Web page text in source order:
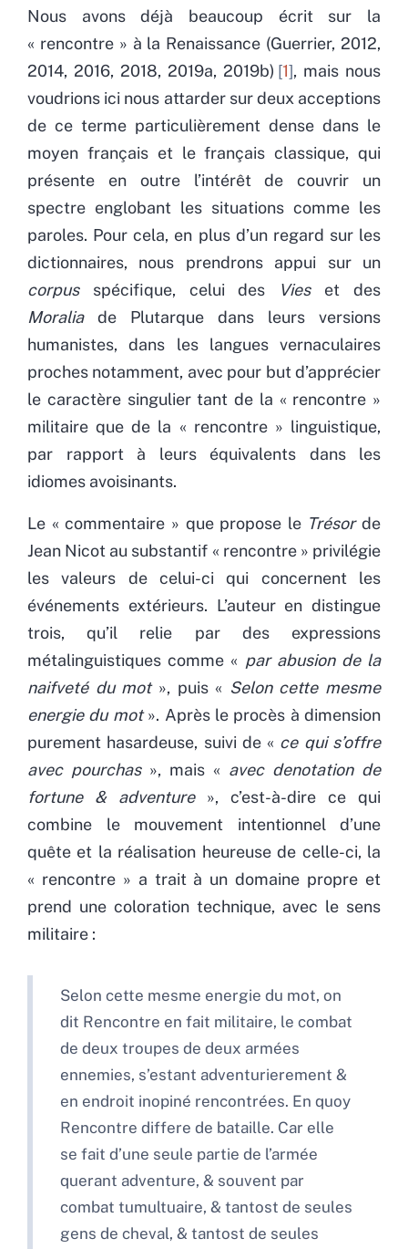
Nous avons déjà beaucoup écrit sur la
« rencontre » à la Renaissance (Guerrier, 2012,
2014, 2016, 2018, 2019a, 2019b) 1 , mais nous
voudrions ici nous attarder sur deux acceptions
de ce terme particulièrement dense dans le
moyen français et le français classique, qui
présente en outre l’intérêt de couvrir un
spectre englobant les situations comme les
paroles. Pour cela, en plus d’un regard sur les
dictionnaires, nous prendrons appui sur un
corpusspécifique, celui des Vieset des
Moraliade Plutarque dans leurs versions
humanistes, dans les langues vernaculaires
proches notamment, avec pour but d’apprécier
le caractère singulier tant de la « rencontre »
militaire que de la « rencontre » linguistique,
par rapport à leurs équivalents dans les
idiomes avoisinants.
Le « commentaire » que propose le Trésor de
Jean Nicot au substantif « rencontre » privilégie
les valeurs de celui-ci qui concernent les
événements extérieurs. L’auteur en distingue
trois, qu’il relie par des expressions
métalinguistiques comme « par abusion de la
naifveté du mot», puis « Selon cette mesme
energie du mot». Après le procès à dimension
purement hasardeuse, suivi de « ce qui s’offre
avec pourchas», mais « avec denotation de
fortune & adventure», c’est-à-dire ce qui
combine le mouvement intentionnel d’une
quête et la réalisation heureuse de celle-ci, la
« rencontre » a trait à un domaine propre et
prend une coloration technique, avec le sens
militaire :
Selon cette mesme energie du mot, on
dit Rencontre en fait militaire, le combat
de deux troupes de deux armées
ennemies, s’estant adventurierement &
en endroit inopiné rencontrées. En quoy
Rencontre differe de bataille. Car elle
se fait d’une seule partie de l’armée
querant adventure, & souvent par
combat tumultuaire, & tantost de seules
gens de cheval, & tantost de seules